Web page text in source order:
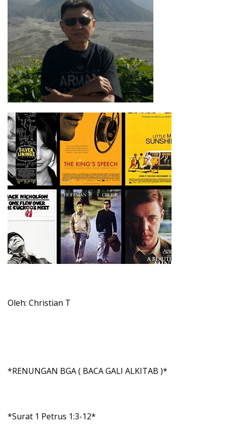
Oleh: Christian T
*RENUNGAN BGA ( BACA GALI ALKITAB )*
*Surat 1 Petrus 1:3-12*